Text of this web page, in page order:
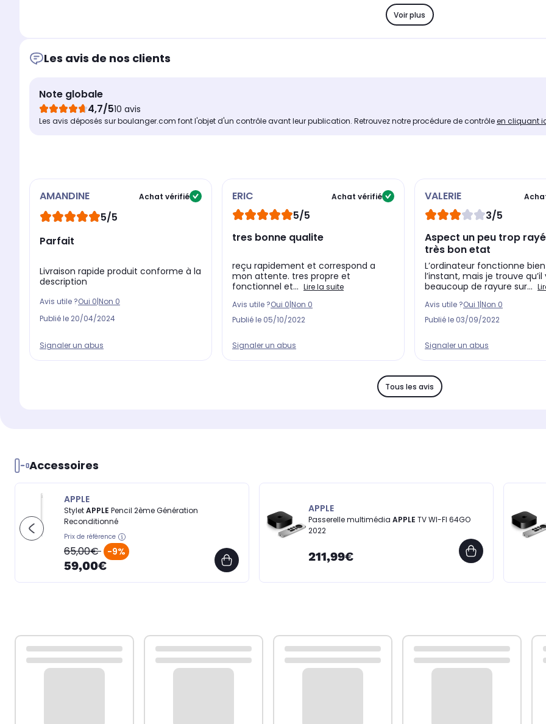
Voir plus
Les avis de nos clients
Note globale
4,7/510 avis
Les avis déposés sur boulanger.com font l'objet d'un contrôle avant leur publication. Retrouvez notre procédure de contrôleen cliquant
AMANDINE Achat vérifié
5/5
Parfait
Livraison rapide produit conforme à la
description
Avis utile ?Oui 0|Non 0
Publié le 20/04/2024
Signaler un abus
ERIC Achat vérifié
5/5
tres bonne qualite
reçu rapidement et correspond a
mon attente. tres propre et
fonctionnel et... Lire la suite
Avis utile ?Oui 0|Non 0
Publié le 05/10/2022
Signaler un abus
VALERIE
3/5
Aspect un peu trop
très bon etat
L’ordinateur fonctionne
l’instant, mais je trouve qu’il
beaucoup de rayure sur...
Avis utile ?Oui 1|Non 0
Publié le 03/09/2022
Signaler un abus
Tous les avis
Accessoires
APPLE
StyletAPPLE
Reconditionné
Prix de référence
65,00€ -9%
59,00€
APPLE
Passerelle multimédia APPLE
2022
211,99€